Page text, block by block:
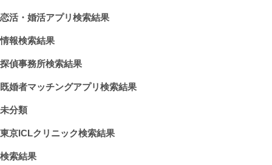
恋活・婚活アプリ検索結果
情報検索結果
探偵事務所検索結果
既婚者マッチングアプリ検索結果
未分類
東京ICLクリニック検索結果
検索結果